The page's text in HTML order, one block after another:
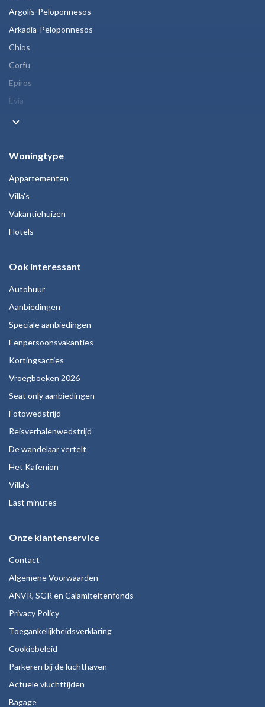
Argolis-Peloponnesos
Arkadia-Peloponnesos
Chios
Corfu
Epiros
Evia
keyboard_arrow_down
Woningtype
Appartementen
Villa's
Vakantiehuizen
Hotels
Ook interessant
Autohuur
Aanbiedingen
Speciale aanbiedingen
Eenpersoonsvakanties
Kortingsacties
Vroegboeken 2026
Seat only aanbiedingen
Fotowedstrijd
Reisverhalenwedstrijd
De wandelaar vertelt
Het Kafenion
Villa's
Last minutes
Onze klantenservice
Contact
Algemene Voorwaarden
ANVR, SGR en Calamiteitenfonds
Privacy Policy
Toegankelijkheidsverklaring
Cookiebeleid
Parkeren bij de luchthaven
Actuele vluchttijden
Bagage